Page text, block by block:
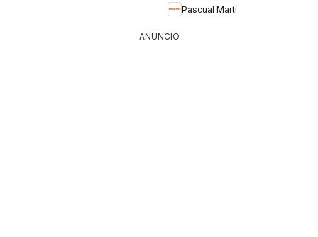
Pascual Martí
ANUNCIO